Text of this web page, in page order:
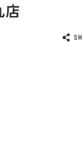
店